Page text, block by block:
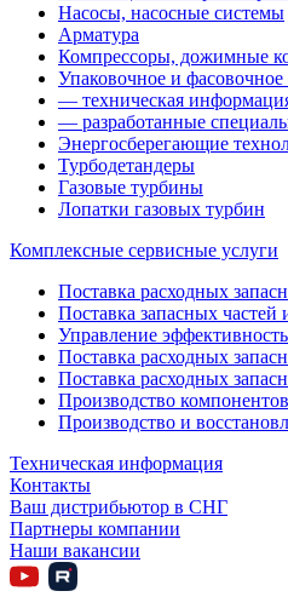
Насосы, насосные системы
Арматура
Компрессоры, дожимные
Упаковочное и фасовочное
— техническая
— разработанные
Энергосберегающие
Турбодетандеры
Газовые турбины
Лопатки газовых турбин
Комплексные сервисные услуги
Поставка расходных
Поставка запасных
Управление
Поставка расходных
Поставка расходных
Производство
Производство и
Техническая информация
Контакты
Ваш дистрибьютор в СНГ
Партнеры компании
Наши вакансии